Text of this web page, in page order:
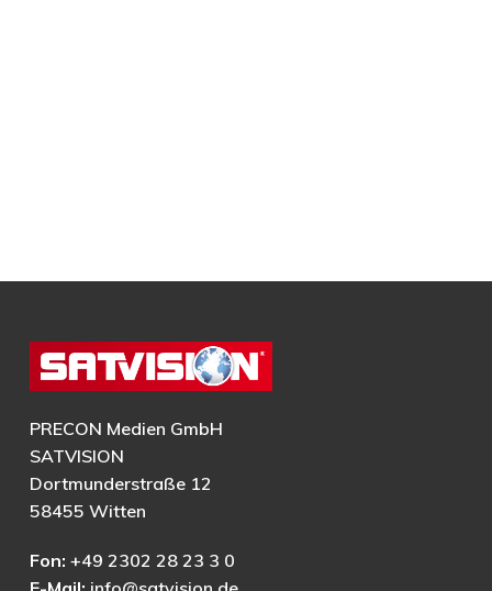
PRECON Medien GmbH
SATVISION
Dortmunderstraße 12
58455 Witten
Fon: +49 2302 28 23 3 0